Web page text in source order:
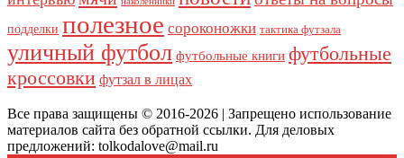
подделки полезное сороконожки тактика футзала
уличный футбол футбольные книги футбольные
кроссовки футзал в лицах
Все права защищены © 2016-2026 | Запрещено использование
материалов сайта без обратной ссылки. Для деловых
предложений: tolkodalove@mail.ru